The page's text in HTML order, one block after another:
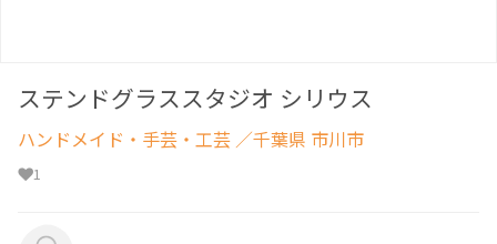
ステンドグラススタジオ シリウス
ハンドメイド・手芸・工芸 ／千葉県 市川市
1